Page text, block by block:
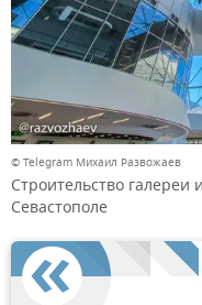
© Telegram Михаил Развожаев
Строительство галереи
Севастополе